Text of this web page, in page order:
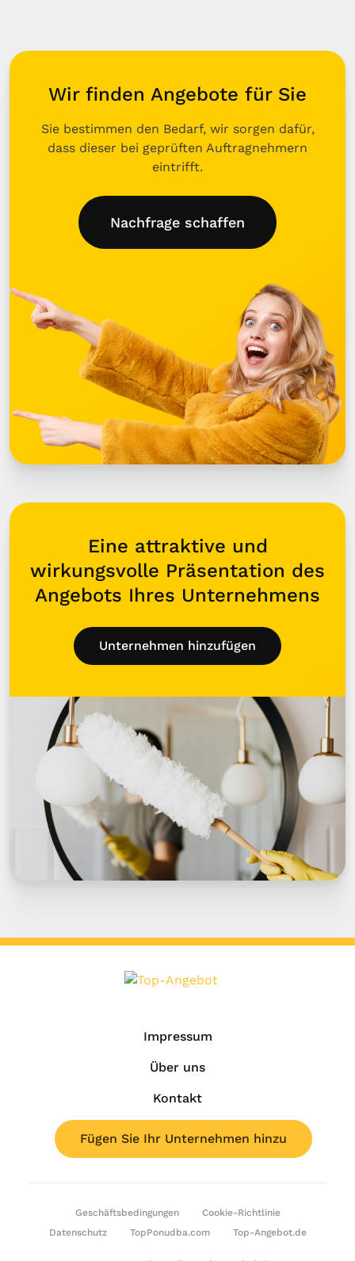
Wir finden Angebote für Sie
Sie bestimmen den Bedarf, wir sorgen dafür,
dass dieser bei geprüften Auftragnehmern
eintrifft.
Nachfrage schaffen
Eine attraktive und
wirkungsvolle Präsentation des
Angebots Ihres Unternehmens
Unternehmen hinzufügen
Impressum
Über uns
Kontakt
Fügen Sie Ihr Unternehmen hinzu
Geschäftsbedingungen
Cookie-Richtlinie
Datenschutz
TopPonudba.com Top-Angebot.de